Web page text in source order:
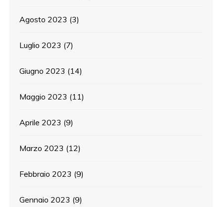
Agosto 2023 (3)
Luglio 2023 (7)
Giugno 2023 (14)
Maggio 2023 (11)
Aprile 2023 (9)
Marzo 2023 (12)
Febbraio 2023 (9)
Gennaio 2023 (9)